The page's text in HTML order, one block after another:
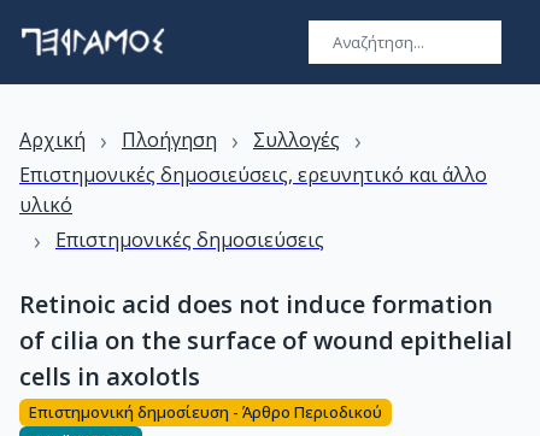
Αρχική › Πλοήγηση › Συλλογές ›
Επιστημονικές δημοσιεύσεις, ερευνητικό και άλλο
υλικό
› Επιστημονικές δημοσιεύσεις
Retinoic acid does not induce formation
of cilia on the surface of wound epithelial
cells in axolotls
Επιστημονική δημοσίευση - Άρθρο Περιοδικού